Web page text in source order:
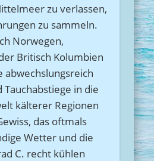
zu verlassen,
zu sammeln.
Norwegen,
Britisch Kolumbien
abwechslungsreich
in die
kälterer Regionen
das oftmals
Wetter und die
C. recht kühlen